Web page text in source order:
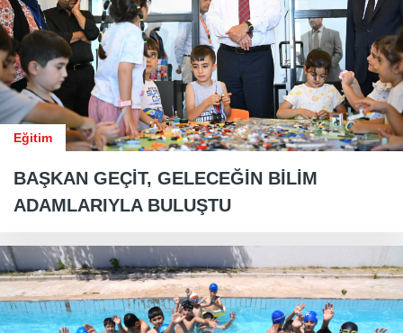
Eğitim
BAŞKAN GEÇİT, GELECEĞİN BİLİM
ADAMLARIYLA BULUŞTU